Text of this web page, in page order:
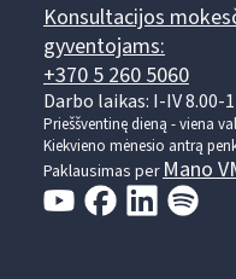
Konsultacijos
gyventojams:
+370 5 260 5060
Darbo laikas: I-IV 8.00-
Prieššventinę dieną - viena
Kiekvieno mėnesio antrą
Paklausimas per Mano